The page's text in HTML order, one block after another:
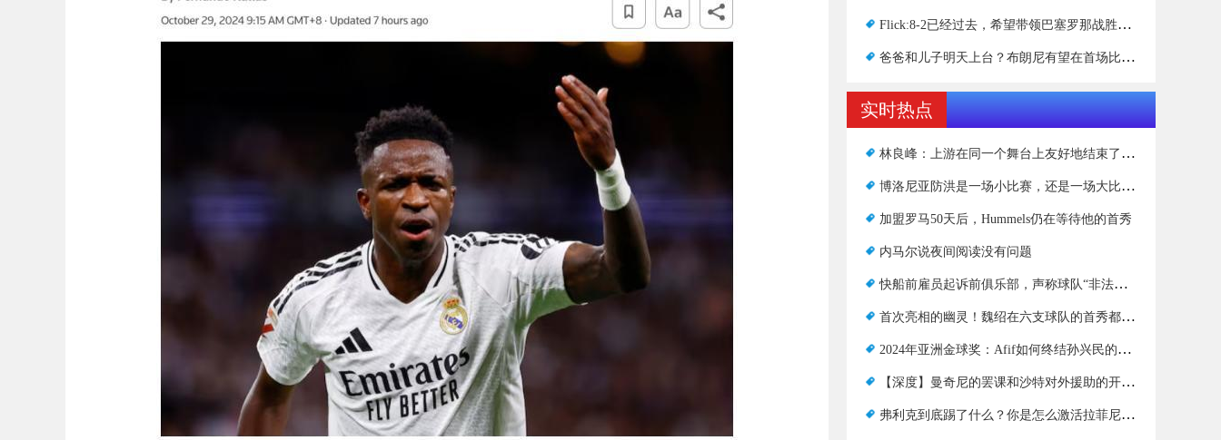
Flick:8-2已经过去，希望带领巴塞罗那战胜拜仁慕尼黑
爸爸和儿子明天上台？布朗尼有望在首场比赛中首次亮相
实时热点
林良峰：上游在同一个舞台上友好地结束了，没有任何逆转，只有“红”鸟出现了
博洛尼亚防洪是一场小比赛，还是一场大比赛？推迟对米兰比赛的申请被拒绝了
加盟罗马50天后，Hummels仍在等待他的首秀
内马尔说夜间阅读没有问题
快船前雇员起诉前俱乐部，声称球队“非法招募”伦纳德
首次亮相的幽灵！魏绍在六支球队的首秀都输了，掘金队也结束了吗？
2024年亚洲金球奖：Afif如何终结孙兴民的7连冠？
【深度】曼奇尼的罢课和沙特对外援助的开放提供了深刻见解
弗利克到底踢了什么？你是怎么激活拉菲尼亚的？